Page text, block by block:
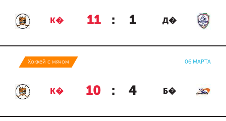
К� 11 : 1 Д�
Хоккей с мячом 06 МАРТА
К� 10 : 4 Б�